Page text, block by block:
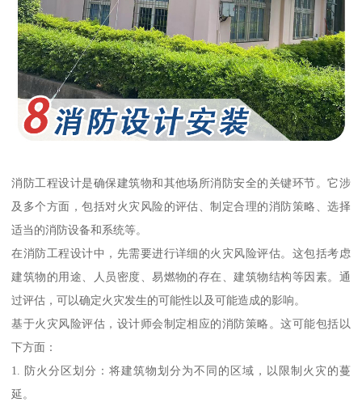
消防工程设计是确保建筑物和其他场所消防安全的关键环节。它涉
及多个方面，包括对火灾风险的评估、制定合理的消防策略、选择
适当的消防设备和系统等。
在消防工程设计中，先需要进行详细的火灾风险评估。这包括考虑
建筑物的用途、人员密度、易燃物的存在、建筑物结构等因素。通
过评估，可以确定火灾发生的可能性以及可能造成的影响。
基于火灾风险评估，设计师会制定相应的消防策略。这可能包括以
下方面：
1. 防火分区划分：将建筑物划分为不同的区域，以限制火灾的蔓
延。